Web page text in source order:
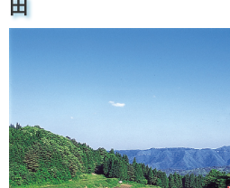
田